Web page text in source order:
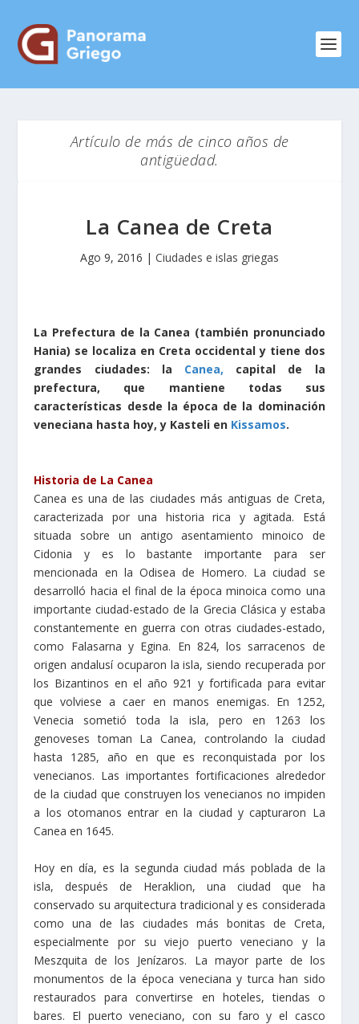
Artículo de más de cinco años de
antigüedad.
La Canea de Creta
Ago 9, 2016 | Ciudades e islas griegas
La Prefectura de la Canea (también pronunciado
Hania) se localiza en Creta occidental y tiene dos
grandes ciudades: la Canea, capital de la
prefectura, que mantiene todas sus
características desde la época de la dominación
veneciana hasta hoy, y Kasteli en Kissamos.
Historia de La Canea
Canea es una de las ciudades más antiguas de Creta,
caracterizada por una historia rica y agitada. Está
situada sobre un antigo asentamiento minoico de
Cidonia y es lo bastante importante para ser
mencionada en la Odisea de Homero. La ciudad se
desarrolló hacia el final de la época minoica como una
importante ciudad-estado de la Grecia Clásica y estaba
constantemente en guerra con otras ciudades-estado,
como Falasarna y Egina. En 824, los sarracenos de
origen andalusí ocuparon la isla, siendo recuperada por
los Bizantinos en el año 921 y fortificada para evitar
que volviese a caer en manos enemigas. En 1252,
Venecia sometió toda la isla, pero en 1263 los
genoveses toman La Canea, controlando la ciudad
hasta 1285, año en que es reconquistada por los
venecianos. Las importantes fortificaciones alrededor
de la ciudad que construyen los venecianos no impiden
a los otomanos entrar en la ciudad y capturaron La
Canea en 1645.
Hoy en día, es la segunda ciudad más poblada de la
isla, después de Heraklion, una ciudad que ha
conservado su arquitectura tradicional y es considerada
como una de las ciudades más bonitas de Creta,
especialmente por su viejo puerto veneciano y la
Meszquita de los Jenízaros. La mayor parte de los
monumentos de la época veneciana y turca han sido
restaurados para convertirse en hoteles, tiendas o
bares. El puerto veneciano, con su faro y el casco